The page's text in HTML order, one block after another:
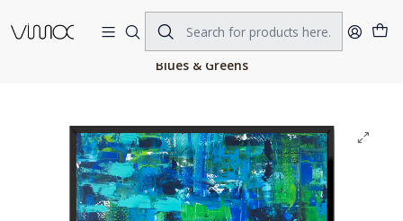
ORIGINAL ART ACRILIC ON CANVAS
Blues & Greens